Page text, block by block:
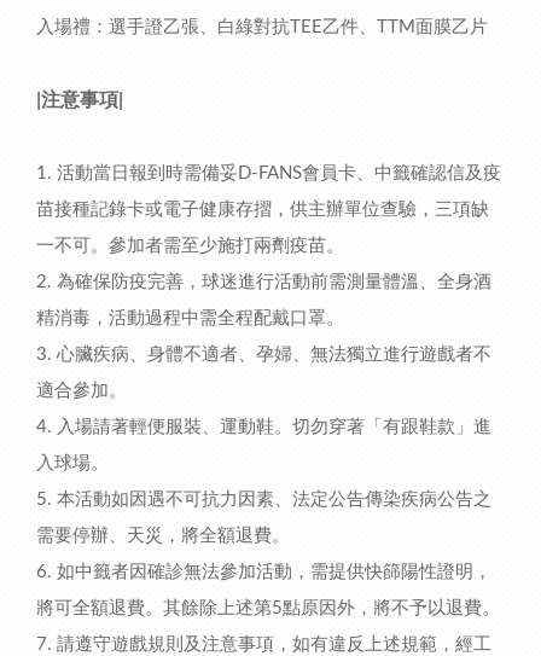
入場禮：選手證乙張、白綠對抗TEE乙件、TTM面膜乙片
|注意事項|
1. 活動當日報到時需備妥D-FANS會員卡、中籤確認信及疫
苗接種記錄卡或電子健康存摺，供主辦單位查驗，三項缺
一不可。參加者需至少施打兩劑疫苗。
2. 為確保防疫完善，球迷進行活動前需測量體溫、全身酒
精消毒，活動過程中需全程配戴口罩。
3. 心臟疾病、身體不適者、孕婦、無法獨立進行遊戲者不
適合參加。
4. 入場請著輕便服裝、運動鞋。切勿穿著「有跟鞋款」進
入球場。
5. 本活動如因遇不可抗力因素、法定公告傳染疾病公告之
需要停辦、天災，將全額退費。
6. 如中籤者因確診無法參加活動，需提供快篩陽性證明，
將可全額退費。其餘除上述第5點原因外，將不予以退費。
7. 請遵守遊戲規則及注意事項，如有違反上述規範，經工